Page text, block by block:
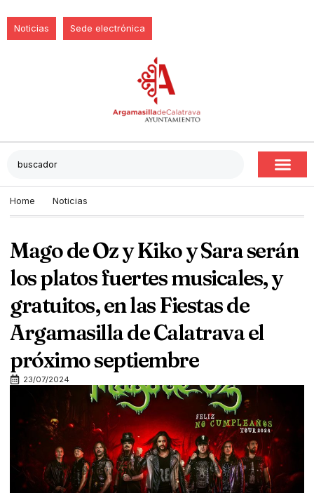
Noticias Sede electrónica
Home Noticias
Mago de Oz y Kiko y Sara serán
los platos fuertes musicales, y
gratuitos, en las Fiestas de
Argamasilla de Calatrava el
próximo septiembre
23/07/2024